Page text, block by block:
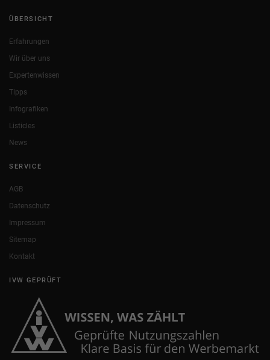
ÜBERSICHT
Erfahrungen
Wir über uns
Expertenwissen
Tipps
Infografiken
Listicles
News
SERVICE
AGB
Datenschutz
Impressum
Sitemap
Kontakt
IVW GEPRÜFT